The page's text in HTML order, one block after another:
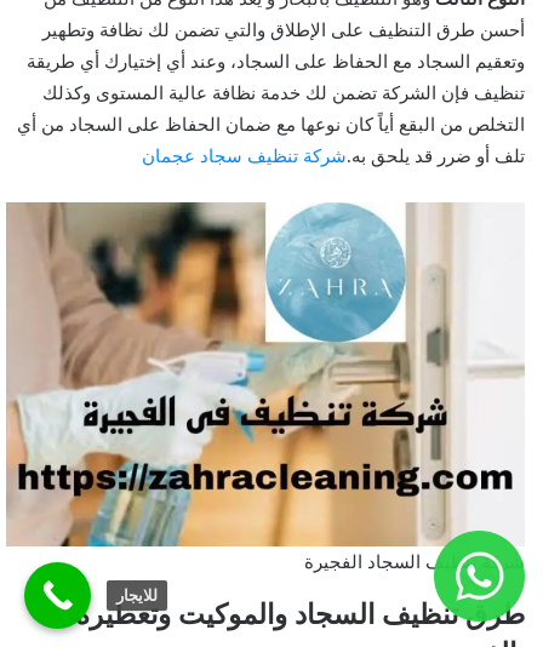
أحسن طرق التنظيف على الإطلاق والتي تضمن لك نظافة وتطهير
وتعقيم السجاد مع الحفاظ على السجاد، وعند أي إختيارك أي طريقة
تنظيف فإن الشركة تضمن لك خدمة نظافة عالية المستوى وكذلك
التخلص من البقع أياً كان نوعها مع ضمان الحفاظ على السجاد من أي
تلف أو ضرر قد يلحق به.شركة تنظيف سجاد عجمان
شركة تنظيف السجاد الفجيرة
طرق تنظيف السجاد والموكيت وتعطيره
للايجار